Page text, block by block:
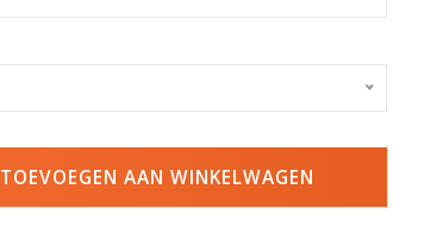
TOEVOEGEN AAN WINKELWAGEN